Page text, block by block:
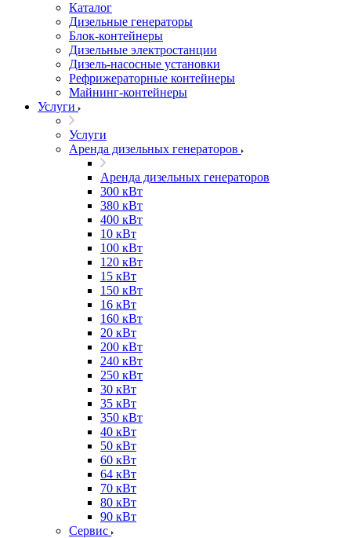
Каталог
Дизельные генераторы
Блок-контейнеры
Дизельные электростанции
Дизель-насосные установки
Рефрижераторные контейнеры
Майнинг-контейнеры
Услуги
Услуги
Аренда дизельных генераторов
Аренда дизельных генераторов
300 кВт
380 кВт
400 кВт
10 кВт
100 кВт
120 кВт
15 кВт
150 кВт
16 кВт
160 кВт
20 кВт
200 кВт
240 кВт
250 кВт
30 кВт
35 кВт
350 кВт
40 кВт
50 кВт
60 кВт
64 кВт
70 кВт
80 кВт
90 кВт
Сервис